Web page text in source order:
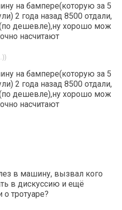
на бампере(которую за 5
2 года назад 8500 отдали,
дешевле),ну хорошо мож
насчитают
на бампере(которую за 5
2 года назад 8500 отдали,
дешевле),ну хорошо мож
насчитают
в машину, вызвал кого
в дискуссию и ещё
тротуаре?